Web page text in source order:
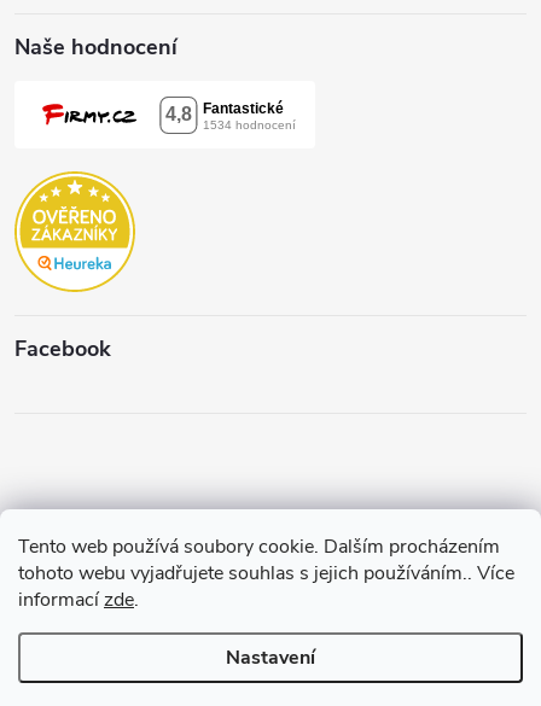
Tento web používá soubory cookie. Dalším procházením
tohoto webu vyjadřujete souhlas s jejich používáním.. Více
informacízde.
Nastavení
Naše hodnocení
Facebook
Vytvořil a spravuje Pohání Shoptet
Copyright 2026 Štěpánková & C. . Všechna práva vyhrazena.
Upravit
nastavení cookies